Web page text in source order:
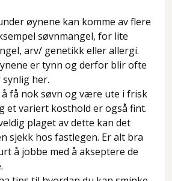
øynene kan komme av flere
søvnmangel, for lite
arv/ genetikk eller allergi.
er tynn og derfor blir ofte
her.
få nok søvn og være ute i frisk
et variert kosthold er også fint.
plaget av dette kan det
sjekk hos fastlegen. Er alt bra
å jobbe med å akseptere de